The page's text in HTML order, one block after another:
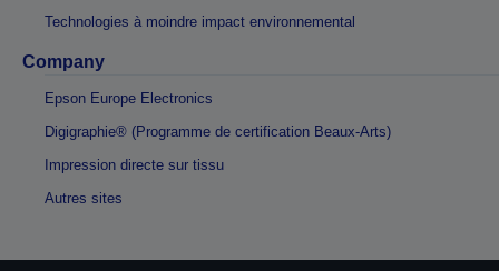
Technologies à moindre impact environnemental
Company
Epson Europe Electronics
Digigraphie® (Programme de certification Beaux-Arts)
Impression directe sur tissu
Autres sites